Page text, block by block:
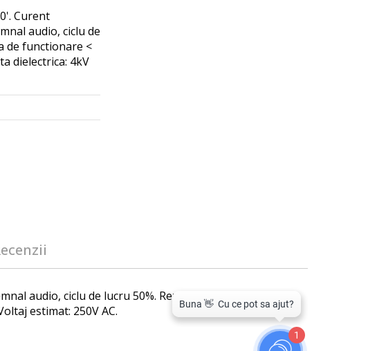
Curent
audio, ciclu de
de functionare <
dielectrica: 4kV
audio, ciclu de lucru 50%. Rezistenta contact dupa
estimat: 250V AC.
1